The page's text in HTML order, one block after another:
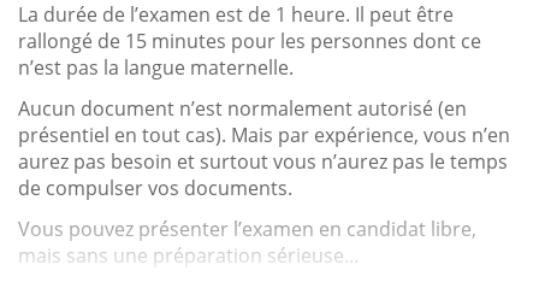
La durée de l’examen est de 1 heure. Il peut être
rallongé de 15 minutes pour les personnes dont ce
n’est pas la langue maternelle.
Aucun document n’est normalement autorisé (en
présentiel en tout cas). Mais par expérience, vous n’en
aurez pas besoin et surtout vous n’aurez pas le temps
de compulser vos documents.
Vous pouvez présenter l’examen en candidat libre,
mais sans une préparation sérieuse...